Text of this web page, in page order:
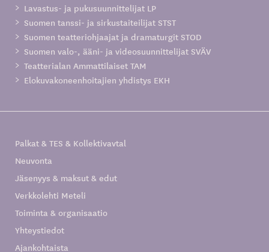
Lavastus- ja pukusuunnittelijat LP
Suomen tanssi- ja sirkustaiteilijat STST
Suomen teatteriohjaajat ja dramaturgit STOD
Suomen valo-, ääni- ja videosuunnittelijat SVÄV
Teatterialan Ammattilaiset TAM
Elokuvakoneenhoitajien yhdistys EKH
Palkat & TES & Kollektivavtal
Neuvonta
Jäsenyys & maksut & edut
Verkkolehti Meteli
Toiminta & organisaatio
Yhteystiedot
Ajankohtaista